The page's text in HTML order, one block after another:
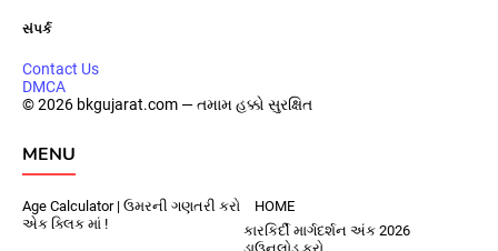
સંપર્ક
Contact Us
DMCA
© 2026 bkgujarat.com — તમામ હક્કો સુરક્ષિત
MENU
Age Calculator | ઉમરની ગણતરી કરો
એક ક્લિક માં !
HOME
કારકિર્દી માર્ગદર્શન અંક 2026